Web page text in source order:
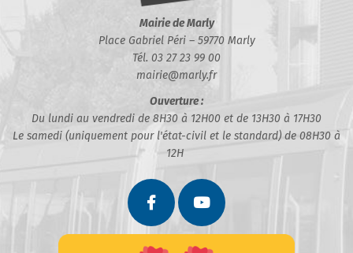
Mairie de Marly
Place Gabriel Péri – 59770 Marly
Tél. 03 27 23 99 00
mairie@marly.fr
Ouverture :
Du lundi au vendredi de 8H30 à 12H00 et de 13H30 à 17H30
Le samedi (uniquement pour l'état-civil et le standard) de 08H30 à
12H